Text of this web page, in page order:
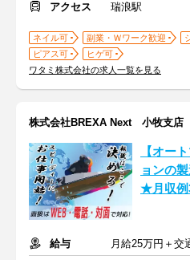
アクセス
瑞浪駅
ネイル可 副業・Ｗワーク歓迎
ピアス可
ヒゲ可
ワタミ株式会社の求人一覧を見る
株式会社BREXA Next 小牧支店
【オー
ョンの
★月収例
給与
月給25万円＋交